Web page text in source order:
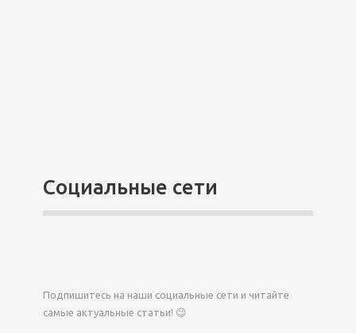
Социальные сети
Подпишитесь на наши социальные сети и читайте
самые актуальные статьи! 😉